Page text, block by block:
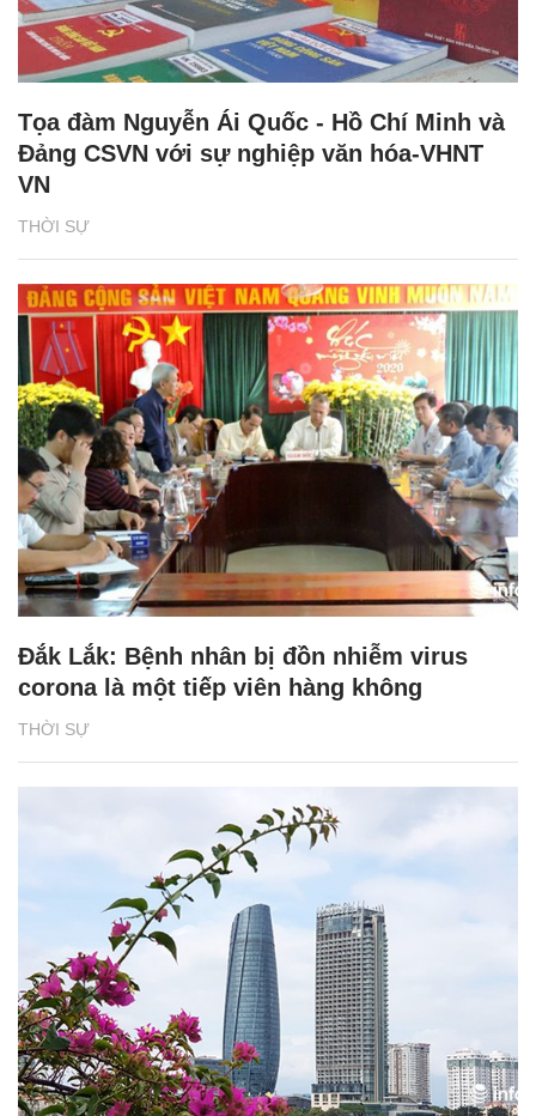
THỜI SỰ
Tọa đàm Nguyễn Ái Quốc - Hồ Chí Minh và
Đảng CSVN với sự nghiệp văn hóa-VHNT
VN
THỜI SỰ
Đắk Lắk: Bệnh nhân bị đồn nhiễm virus
corona là một tiếp viên hàng không